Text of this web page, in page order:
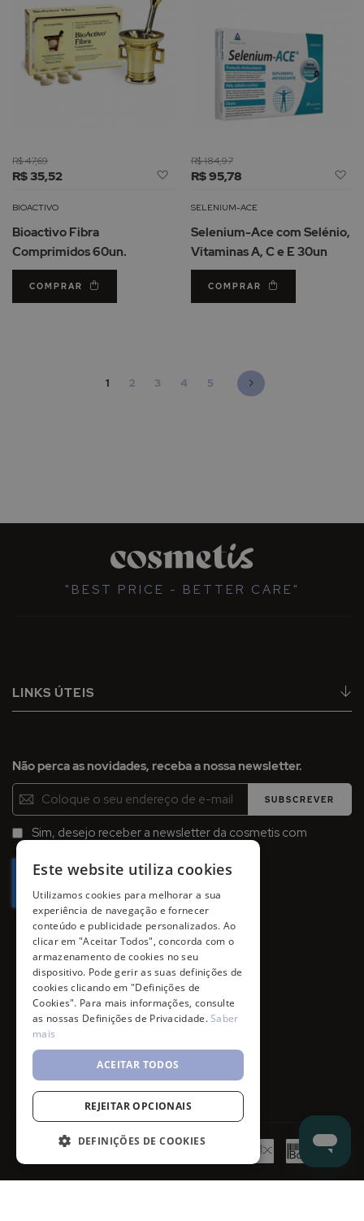
R$ 35,52
R$ 47,69
Adicionar
Lista
Desejos
BIOACTIVO
Bioactivo Fibra
Comprimidos 60un.
COMPRAR
R$ 95,78
R$ 184,97
SELENIUM-ACE
Selenium-Ace com Selénio,
Vitaminas A, C e E 30un
COMPRAR
Página
Está de momento a ler a página
1 Página
2 Página
3 Página
4 Página
5 Página
Seguinte
"BEST PRICE - BETTER CARE"
LINKS ÚTEIS
Não perca as novidades, receba a nossa newsletter.
Inscreva-
se
na
Newsletter:
SUBSCREVER
Sim, desejo receber a newsletter da cosmetis com
Este website utiliza cookies
Utilizamos cookies para melhorar a sua
experiência de navegação e fornecer
conteúdo e publicidade personalizados. Ao
clicar em "Aceitar Todos", concorda com o
armazenamento de cookies no seu
dispositivo. Pode gerir as suas definições de
cookies clicando em "Definições de
Cookies". Para mais informações, consulte
as nossas Definições de Privacidade.Saber
mais
ACEITAR TODOS
REJEITAR OPCIONAIS
DEFINIÇÕES DE COOKIES